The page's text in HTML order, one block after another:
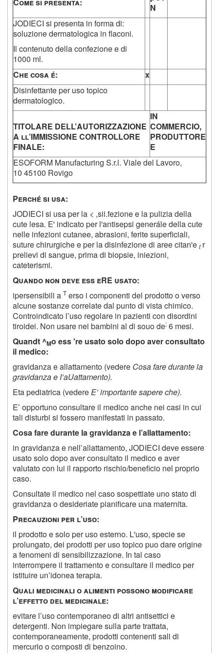
Come si presenta:
N
JODIECI si presenta in forma di:
soluzione dermatologica in flaconi.
Il contenuto della confezione e di
1000 ml.
Che cosa é:
x
Disinfettante per uso topico
dermatologico.
TITOLARE DELL’AUTORIZZAZIONE
A ll’IMMISSIONE CONTROLLORE
FINALE:
IN
COMMERCIO,
PRODUTTORE
E
ESOFORM Manufacturing S.r.l. Viale del Lavoro,
10 45100 Rovigo
Perché si usa:
JODIECI si usa per la < ,sii.fezione e la pulizia della
cute lesa. E' indicato per l'antisepsi generále della cute
nelle infezioni cutanee, abrasioni, ferite superficiali,
suture chirurgiche e per la disinfezione di aree citan'e tr
prelievi di sangue, prima di biopsie, iniezioni,
cateterismi.
Quando non deve ess eRE usato:
ipersensibili a T erso i componenti del prodotto o verso
alcune sostanze correlate dal punto di vista chimico.
Controindicato l’uso regolare in pazienti con disordini
tiroidei. Non usare nei bambini al di souo de; 6 mesi.
Quandt ^Mo ess 're usato solo dopo aver consultato
il medico:
gravidanza e allattamento (vedere Cosa fare durante la
gravidanza e I’aUattamento).
Eta pediatrica (vedereE’ importante sapere che).
E’ opportuno consultare il medico anche nei casi in cui
tali disturbi si fossero manifestati in passato.
Cosa fare durante la gravidanza e l’allattamento:
in gravidanza e nell’allattamento, JODIECI deve essere
usato solo dopo aver consultato il medico e aver
valutato con lui il rapporto rischio/beneficio nel proprio
caso.
Consultate il medico nel caso sospettiate uno stato di
gravidanza o desideriate pianificare una maternita.
Precauzioni per l’uso:
il prodotto e solo per uso esterno. L'uso, specie se
prolungato, dei prodotti per uso topico puo dare origine
a fenomeni di sensibilizzazione. In tal caso
interrompere il trattamento e consultare il medico per
istituire un’idonea terapia.
Quali medicinali o alimenti possono modificare
l’effetto del medicinale:
evitare l’uso contemporaneo di altri antisettici e
detergenti. Non impiegare sulla parte trattata,
contemporaneamente, prodotti contenenti sali di
mercurio o composti di benzoino.